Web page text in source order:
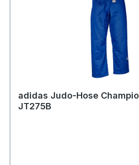
adidas Judo-Hose
JT275B